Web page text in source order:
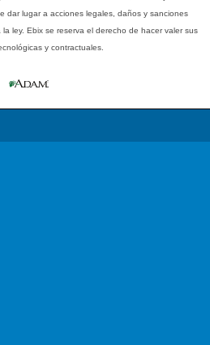
dar lugar a acciones legales, daños y sanciones
ley. Ebix se reserva el derecho de hacer valer sus
y contractuales.